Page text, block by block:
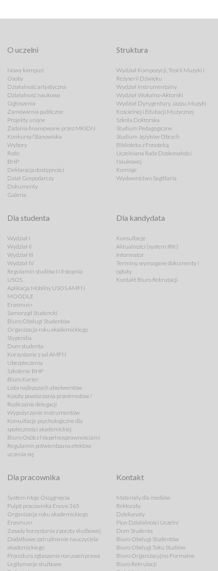
O uczelni
Nowy kampus!
Osoby
Działalność artystyczna
Działalność naukowa
Ogłoszenia
Zamówienia publiczne
Projekty unijne
Zadania finansowane przez MKiDN
Konkursy/Stanowiska
Wybory
Rodo
BHP
Deklaracja dostępności
Dział Gospodarczy
Dokumenty
Galeria
Struktura
Wydział Kompozycji, Teorii Muzyki i
Reżyserii Dźwięku
Wydział Instrumentalny
Wydział Wokalno-Aktorski
Wydział Dyrygentury, Jazzu, Muzyki
Kościelnej i Edukacji Muzycznej
Szkoła Doktorska
Studium Pedagogiczne
Studium Języków Obcych
Biblioteka z Fonoteką
Uczelniana Rada Doskonałości
Naukowej
Komisje
Wydawnictwo Sagittaria
Dla studenta
Wydział I
Wydział II
Wydział III
Wydział IV
Regulamin studiów I i II stopnia
USOS
Aplikacja Mobilny USOS AMFN
MOODLE
Erasmus+
Samorząd Studencki
Biuro Obsługi Studentów
Organizacja roku akademickiego
Stypendia
Dom studenta
Korzystanie z sal AMFN
Ubezpieczenia
Szkolenie BHP
Biuro Karier
Lista najlepszych absolwentów
Koszty powtarzania przedmiotów /
Rozliczanie delegacji
Wypożyczanie instrumentów
Konsultacje psychologiczne dla
społeczności akademickiej
Biuro Osób z Niepełnosprawnościami
Regulamin potwierdzania efektów
uczenia się
Dla kandydata
Konsultacje
Aktualności (system IRK)
Informator
Terminy, wymagane dokumenty i
opłaty
Kontakt Biuro Rekrutacji
Dla pracownika
System Moje Osiągnięcia
Pulpit pracownika Enova 365
Organizacja roku akademickiego
Erasmus+
Zasady korzystania z poczty służbowej
Dodatkowe zatrudnienie nauczyciela
akademickiego
Procedura zgłaszania naruszeń prawa
Legitymacje służbowe
Kontakt
Materiały dla mediów
Rektoraty
Dziekanaty
Pion Działalności Uczelni
Dom Studenta
Biuro Obsługi Studentów
Biuro Obsługi Toku Studiów
Biuro Organizacyjno-Formalne
Biuro Rekrutacji